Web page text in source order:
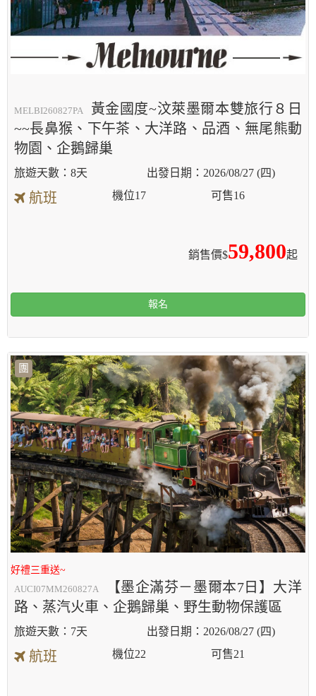
MELBI260827PA
黃金國度~汶萊墨爾本雙旅行８日
~~長鼻猴、下午茶、大洋路、品酒、無尾熊動
物園、企鵝歸巢
8天 2026/08/27 (四)
航班
銷售價$59,800起
機位17 可售16
報名
團
好禮三重送~
AUCI07MM260827A
【墨企滿芬－墨爾本7日】大洋
路、蒸汽火車、企鵝歸巢、野生動物保護區
7天 2026/08/27 (四)
航班 機位22 可售21